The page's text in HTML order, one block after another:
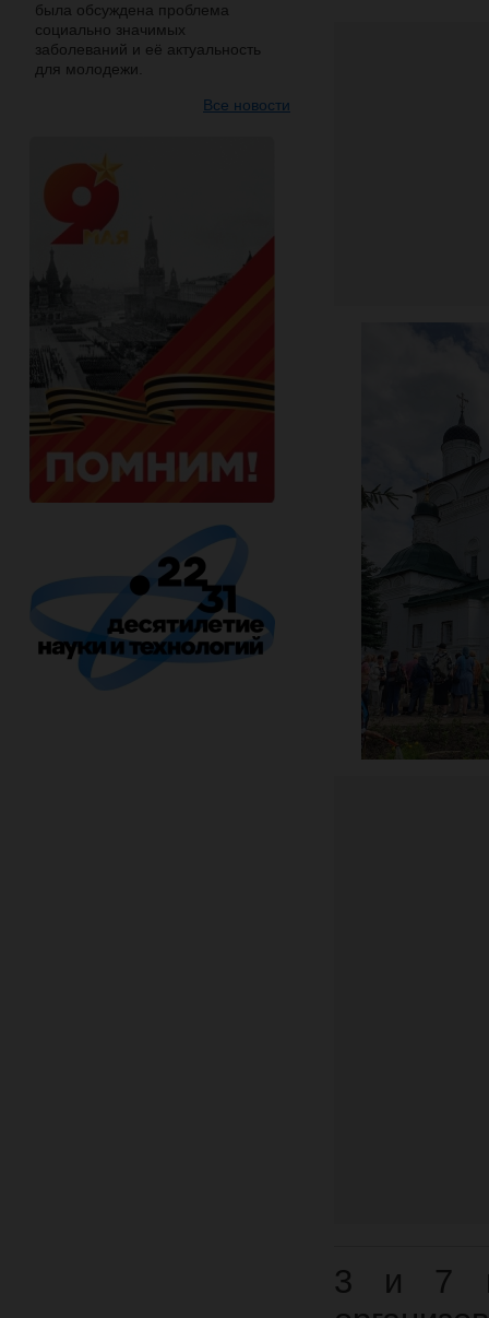
была обсуждена проблема
социально значимых
заболеваний и её актуальность
для молодежи.
Все новости
3 и 7